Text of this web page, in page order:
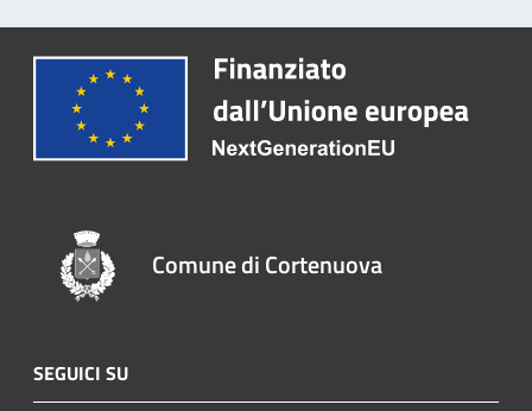
Comune di Cortenuova
SEGUICI SU